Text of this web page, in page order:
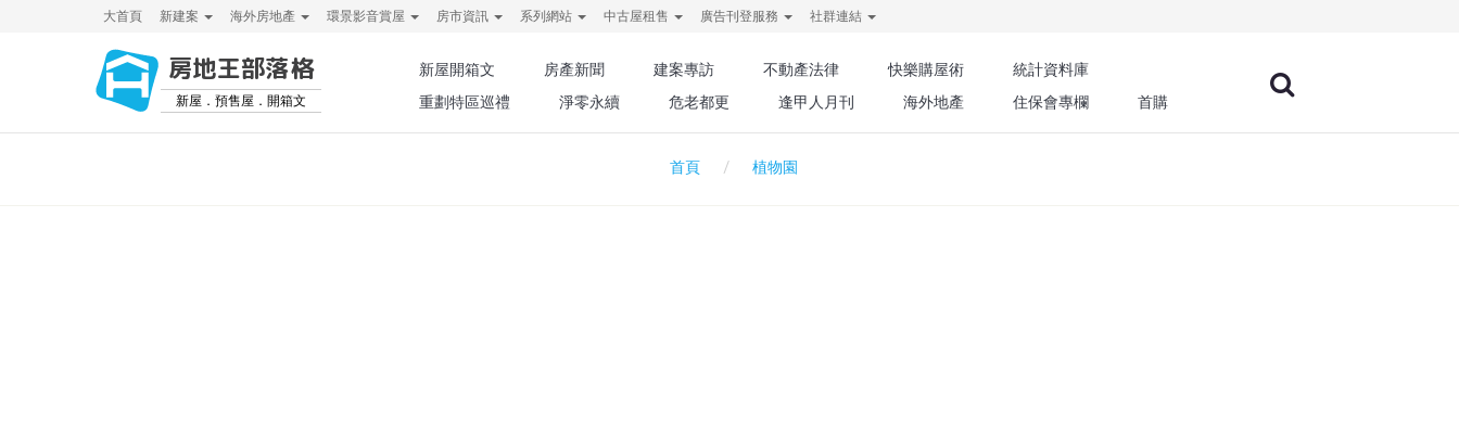
大首頁 新建案 海外房地產 環景影音賞屋 房市資訊 系列網站 中古屋租售 廣告刊登服務 社群連結
房地王部落格
新屋．預售屋．開箱文
新屋開箱文 房產新聞 建案專訪 不動產法律 快樂購屋術
統計資料庫
重劃特區巡禮
淨零永續 危老都更 逢甲人月刊 海外地產 住保會專欄 首購
首頁 植物園